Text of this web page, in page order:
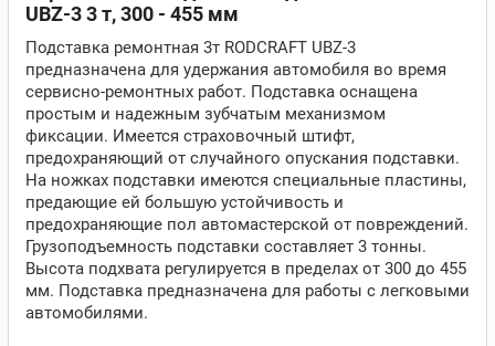
UBZ-3 3 т, 300 - 455 мм
Подставка ремонтная 3т RODCRAFT UBZ-3
предназначена для удержания автомобиля во время
сервисно-ремонтных работ. Подставка оснащена
простым и надежным зубчатым механизмом
фиксации. Имеется страховочный штифт,
предохраняющий от случайного опускания подставки.
На ножках подставки имеются специальные пластины,
предающие ей большую устойчивость и
предохраняющие пол автомастерской от повреждений.
Грузоподъемность подставки составляет 3 тонны.
Высота подхвата регулируется в пределах от 300 до 455
мм. Подставка предназначена для работы с легковыми
автомобилями.